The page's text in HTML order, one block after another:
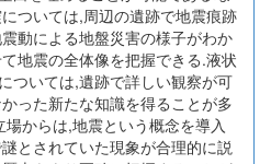
ついては,周辺の遺跡で地震痕跡
動による地盤災害の様子がわか
地震の全体像を把握できる.液状
ついては,遺跡で詳しい観察が可
った新たな知識を得ることが多
からは,地震という概念を導入
とされていた現象が合理的に説